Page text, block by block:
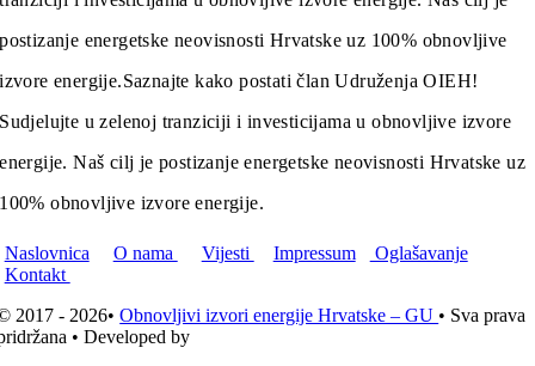
postizanje energetske neovisnosti Hrvatske uz 100% obnovljive
izvore energije.Saznajte kako postati član Udruženja OIEH!
Sudjelujte u zelenoj tranziciji i investicijama u obnovljive izvore
energije. Naš cilj je postizanje energetske neovisnosti Hrvatske uz
100% obnovljive izvore energije.
Naslovnica O nama Vijesti Impressum
Oglašavanje
Kontakt
2017 - 2026•Obnovljivi izvori energije Hrvatske – GU • Sva prava
• Developed by